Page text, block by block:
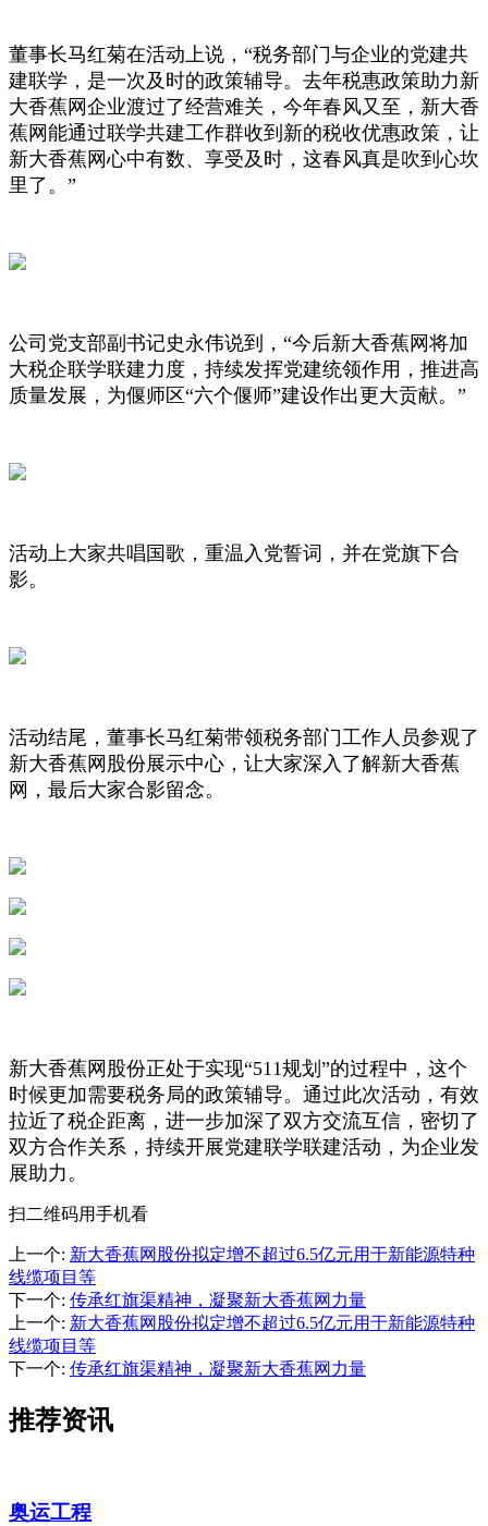
董事长马红菊在活动上说，“税务部门与企业的党建共
建联学，是一次及时的政策辅导。去年税惠政策助力新
大香蕉网企业渡过了经营难关，今年春风又至，新大香
蕉网能通过联学共建工作群收到新的税收优惠政策，让
新大香蕉网心中有数、享受及时，这春风真是吹到心坎
里了。”
公司党支部副书记史永伟说到，“今后新大香蕉网将加
大税企联学联建力度，持续发挥党建统领作用，推进高
质量发展，为偃师区“六个偃师”建设作出更大贡献。”
活动上大家共唱国歌，重温入党誓词，并在党旗下合
影。
活动结尾，董事长马红菊带领税务部门工作人员参观了
新大香蕉网股份展示中心，让大家深入了解新大香蕉
网，最后大家合影留念。
新大香蕉网股份正处于实现“511规划”的过程中，这个
时候更加需要税务局的政策辅导。通过此次活动，有效
拉近了税企距离，进一步加深了双方交流互信，密切了
双方合作关系，持续开展党建联学联建活动，为企业发
展助力。
扫二维码用手机看
上一个: 新大香蕉网股份拟定增不超过6.5亿元用于新能源特种
线缆项目等
下一个: 传承红旗渠精神，凝聚新大香蕉网力量
上一个: 新大香蕉网股份拟定增不超过6.5亿元用于新能源特种
线缆项目等
下一个: 传承红旗渠精神，凝聚新大香蕉网力量
推荐资讯
奥运工程